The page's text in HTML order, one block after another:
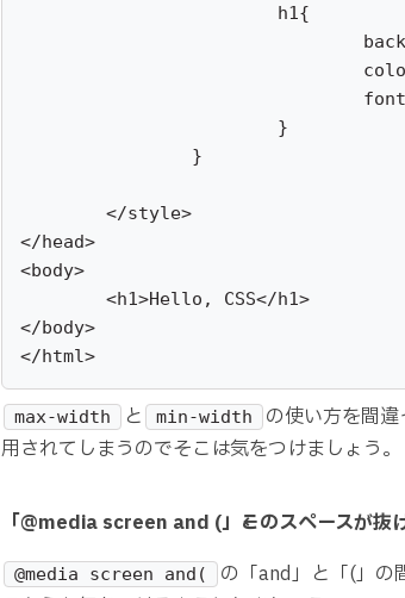
</head>
<body>
</body>
</html>
max-width と min-width
の使い方を間
用されてしまうのでそこは気をつけましょう。
「@media screen and (」←このスペースが抜
@media screen and(
の「and」と「(」の